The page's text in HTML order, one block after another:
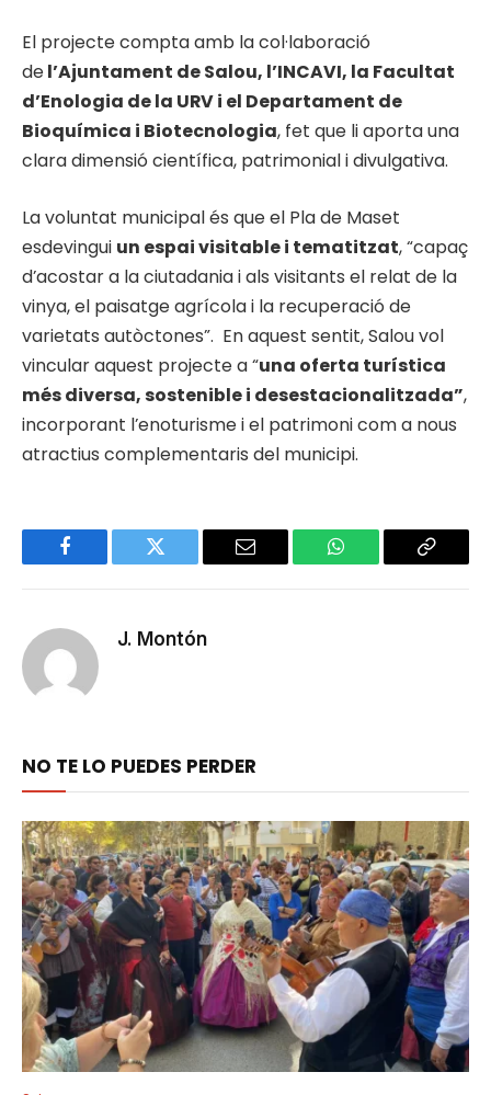
El projecte compta amb la col·laboració
del’Ajuntament de Salou, l’INCAVI, la Facultat
d’Enologia de la URV i el Departament de
Bioquímica i Biotecnologia, fet que li aporta una
clara dimensió científica, patrimonial i divulgativa.
La voluntat municipal és que el Pla de Maset
esdevingui un espai visitable i tematitzat, “capaç
d’acostar a la ciutadania i als visitants el relat de la
vinya, el paisatge agrícola i la recuperació de
varietats autòctones”. En aquest sentit, Salou vol
vincular aquest projecte a “una oferta turística
més diversa, sostenible i desestacionalitzada”,
incorporant l’enoturisme i el patrimoni com a nous
atractius complementaris del municipi.
Facebook Twitter Email WhatsApp Copy
J. Montón
NO TE LO PUEDES PERDER